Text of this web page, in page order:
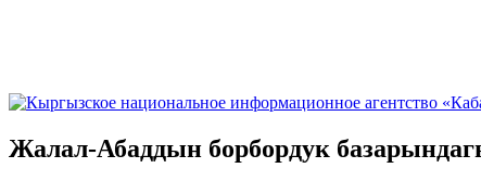
Жалал-Абаддын борбордук